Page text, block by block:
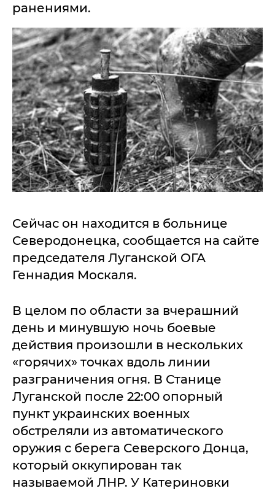
ранениями.
Сейчас он находится в больнице
Северодонецка, сообщается на сайте
председателя Луганской ОГА
Геннадия Москаля.
В целом по области за вчерашний
день и минувшую ночь боевые
действия произошли в нескольких
«горячих» точках вдоль линии
разграничения огня. В Станице
Луганской после 22:00 опорный
пункт украинских военных
обстреляли из автоматического
оружия с берега Северского Донца,
который оккупирован так
называемой ЛНР. У Катериновки